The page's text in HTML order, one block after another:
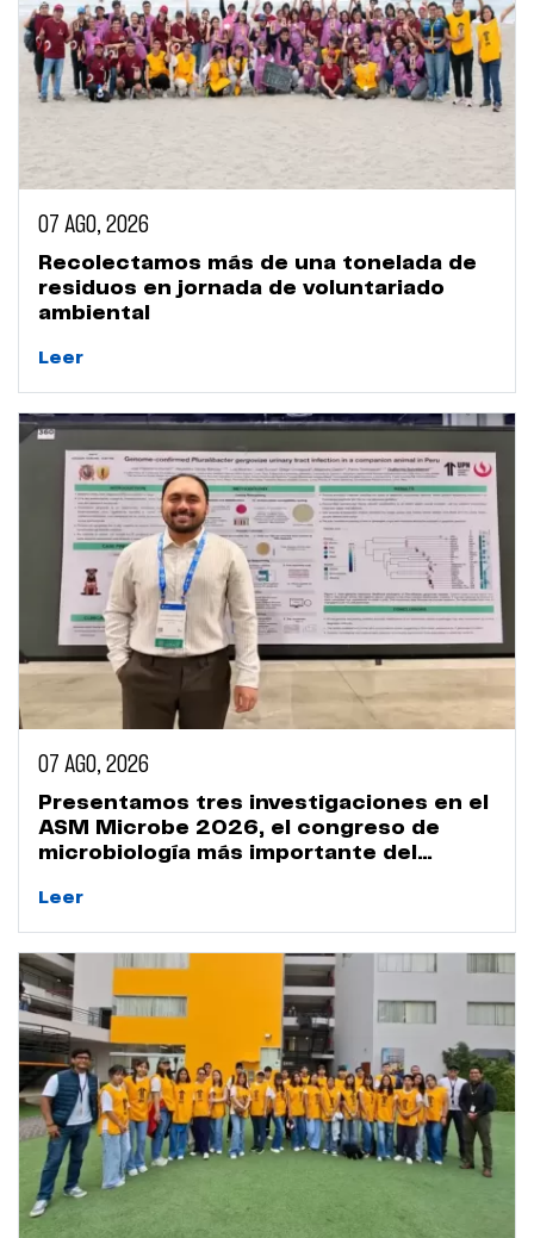
07 AGO, 2026
Recolectamos más de una tonelada de
residuos en jornada de voluntariado
ambiental
Leer
07 AGO, 2026
Presentamos tres investigaciones en el
ASM Microbe 2026, el congreso de
microbiología más importante del
Leer